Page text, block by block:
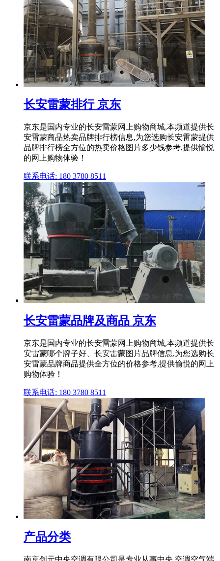
长安雷蒙排行 京东
京东是国内专业的长安雷蒙网上购物商城,本频道提供长
安雷蒙商品热卖品牌排行榜信息,为您选购长安雷蒙提供
品牌排行榜全方位的热卖价格图片多少钱参考,提供愉悦
的网上购物体验！
联系电话: 180 3780 8511
长安雷蒙品牌及商品 京东
京东是国内专业的长安雷蒙网上购物商城,本频道提供长
安雷蒙哪个牌子好、长安雷蒙图片品牌信息,为您选购长
安雷蒙品牌商品提供全方位的价格参考,提供愉悦的网上
购物体验！
联系电话: 180 3780 8511
产品分类